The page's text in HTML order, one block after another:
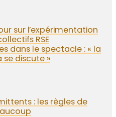
sur l’expérimentation
RSE
dans le spectacle : « la
se discute »
: les règles de